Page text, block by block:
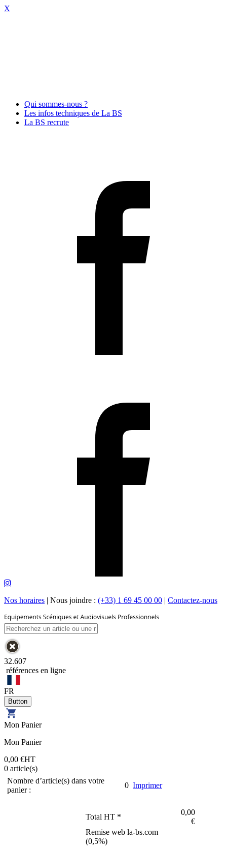
X
Qui sommes-nous ?
Les infos techniques de La BS
La BS recrute
Nos horaires | Nous joindre : (+33) 1 69 45 00 00 | Contactez-nous
32.607
références en ligne
FR
Mon Panier
Mon Panier
0,00 €HT
0 article(s)
Nombre d’article(s) dans votre
panier :
0 Imprimer
Total HT *
0,00
€
Remise web la-bs.com
(0,5%)